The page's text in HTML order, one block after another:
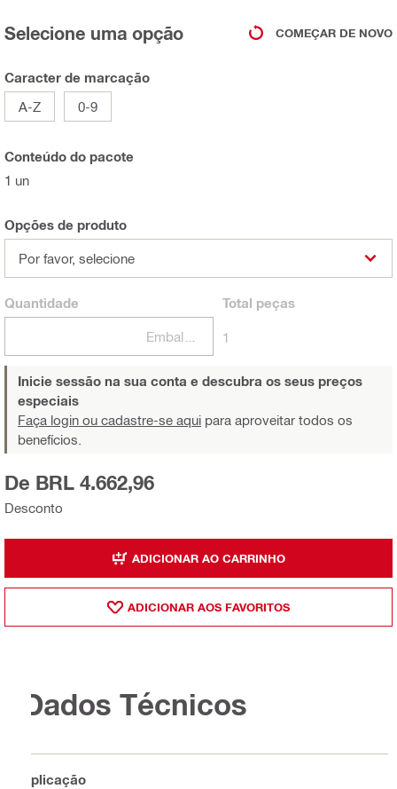
Selecione uma opção COMEÇAR DE NOVO
Caracter de marcação
A-Z
0-9
Conteúdo do pacote
1 un
Opções de produto
Por favor, selecione
Quantidade Total peças
1
Inicie sessão na sua conta e descubra os seus preços
especiais
Faça login ou cadastre-se aqui para aproveitar todos os
benefícios.
Desconto
De BRL 4.662,96
ADICIONAR AO CARRINHO
ADICIONAR AOS FAVORITOS
Dados Técnicos
Aplicação